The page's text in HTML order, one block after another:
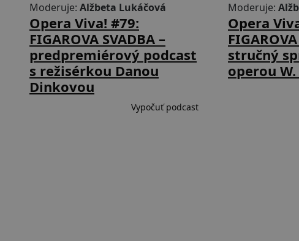
Moderuje: Alžbeta Lukáčová
Opera Viva! #79:
FIGAROVA SVADBA –
predpremiérový podcast
s režisérkou Danou
Dinkovou
Vypočuť podcast
Moderuje:
Opera
stručný
operou